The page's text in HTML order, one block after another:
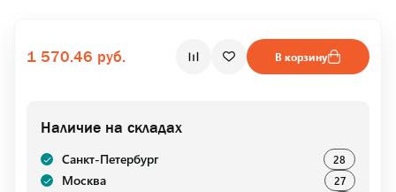
1 570.46 руб. В корзину
Наличие на складах
Санкт-Петербург 28
Москва 27